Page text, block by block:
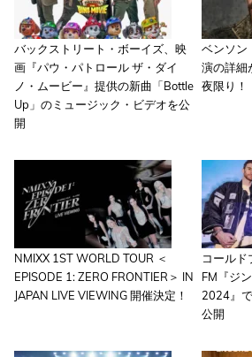
バックストリート・ボーイズ、映
画『パウ・パトロール ザ・ダイ
ノ・ムービー』提供の新曲「Bottle
Up」のミュージック・ビデオを公
開
ベンソン
演の詳細
夜限り！
NMIXX 1ST WORLD TOUR ＜
EPISODE 1: ZERO FRONTIER＞ IN
JAPAN LIVE VIEWING 開催決定！
コールド
FM『ジ
2024』
公開